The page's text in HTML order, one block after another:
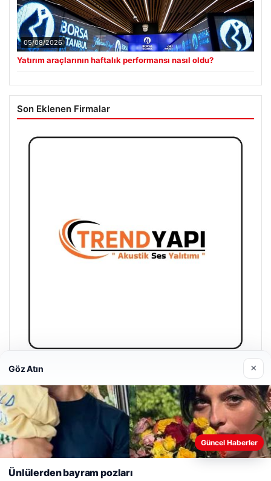
05/08/2026
Yatırım araçlarının haftalık performansı nasıl oldu?
A Life Ankara Hastanesi
27/03/2026
Web sitemizi nasıl kullandığınızı daha iyi anlayabilmek,
deneyiminizi kişiselleştirmek ve geliştirmek amacıyla çerezler
Göz Atın ×
Güncel Haberler
Ünlülerden bayram pozları